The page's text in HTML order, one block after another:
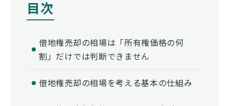
借地権売却の相場は「所有権価格の何
割」だけでは判断できません
借地権売却の相場を考える基本の仕組み